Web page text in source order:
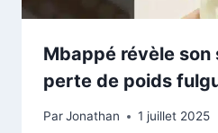
Mbappé révèle
perte de poids
ParJonathan 1 juillet 2025